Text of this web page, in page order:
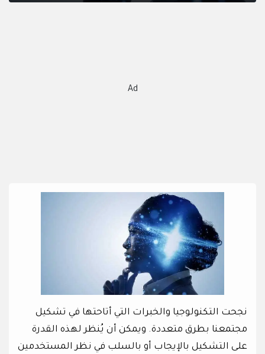
Ad
نجحت التكنولوجيا والخبرات التي أتاحتها في تشكيل
مجتمعنا بطرق متعددة. ويمكن أن يُنظر لهذه القدرة
على التشكيل بالإيجاب أو بالسلب في نظر المستخدمين